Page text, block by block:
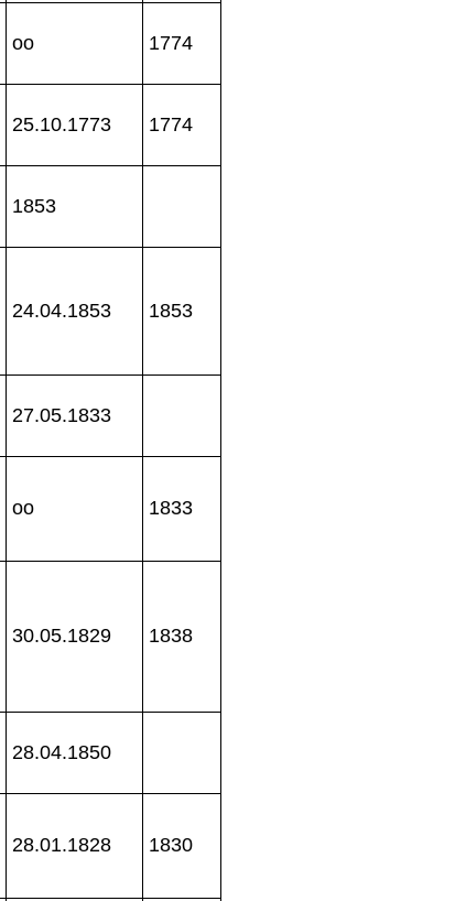
oo 1774
25.10.1773 1774
1853
24.04.1853 1853
27.05.1833
oo 1833
30.05.1829 1838
28.04.1850
28.01.1828 1830